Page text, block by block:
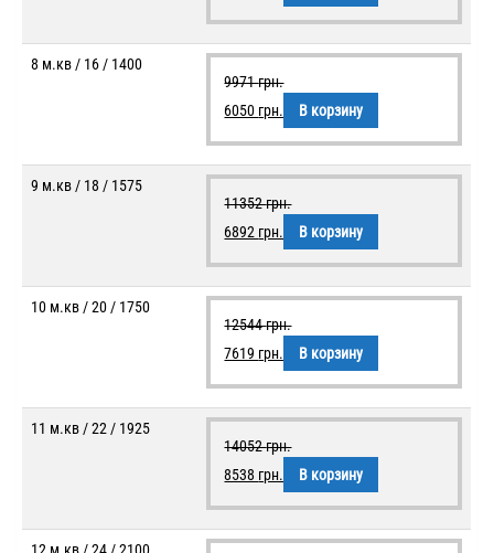
8 м.кв / 16 / 1400
9971грн.
6050 грн. В корзину
9 м.кв / 18 / 1575
11352грн.
6892 грн. В корзину
10 м.кв / 20 / 1750
12544грн.
7619 грн. В корзину
11 м.кв / 22 / 1925
14052грн.
8538 грн. В корзину